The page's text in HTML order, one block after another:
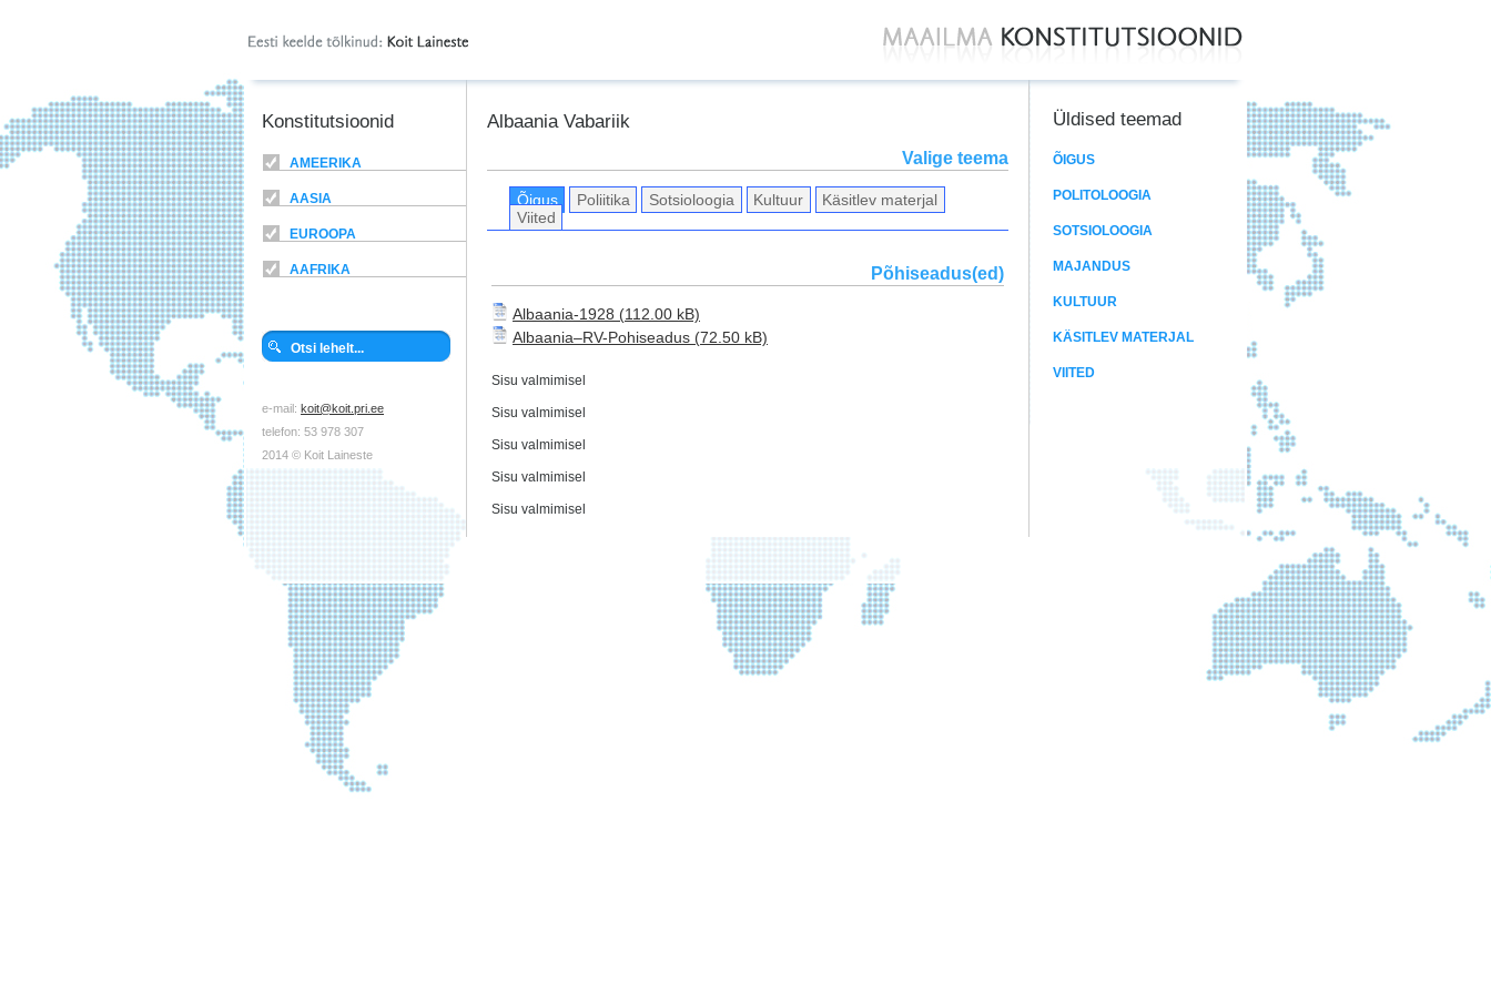
Konstitutsioonid
AMEERIKA
AASIA
EUROOPA
AAFRIKA
e-mail: koit@koit.pri.ee
telefon: 53 978 307
2014 © Koit Laineste
Albaania Vabariik
Valige teema
Õigus Poliitika Sotsioloogia Kultuur
Käsitlev materjal
Viited
Põhiseadus(ed)
Albaania-1928
Albaania–RV-Pohiseadus
Sisu valmimisel
Sisu valmimisel
Sisu valmimisel
Sisu valmimisel
Sisu valmimisel
Üldised teemad
ÕIGUS
POLITOLOOGIA
SOTSIOLOOGIA
MAJANDUS
KULTUUR
KÄSITLEV MATERJAL
VIITED